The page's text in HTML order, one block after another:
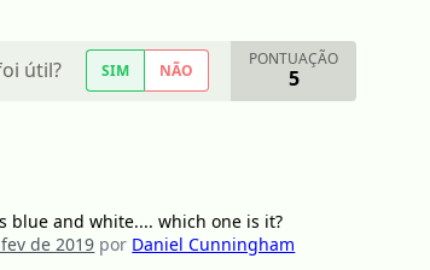
útil? SIM NÃO
PONTUAÇÃO
5
blue and white.... which one is it?
de 2019 por Daniel Cunningham